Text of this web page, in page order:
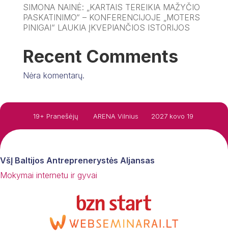
SIMONA NAINĖ: „KARTAIS TEREIKIA MAŽYČIO
PASKATINIMO“ – KONFERENCIJOJE „MOTERS
PINIGAI“ LAUKIA ĮKVEPIANČIOS ISTORIJOS
Recent Comments
Nėra komentarų.
19+ Pranešėjų ARENA Vilnius 2027 kovo 19
VšĮ Baltijos Antreprenerystės Aljansas
Mokymai internetu ir gyvai